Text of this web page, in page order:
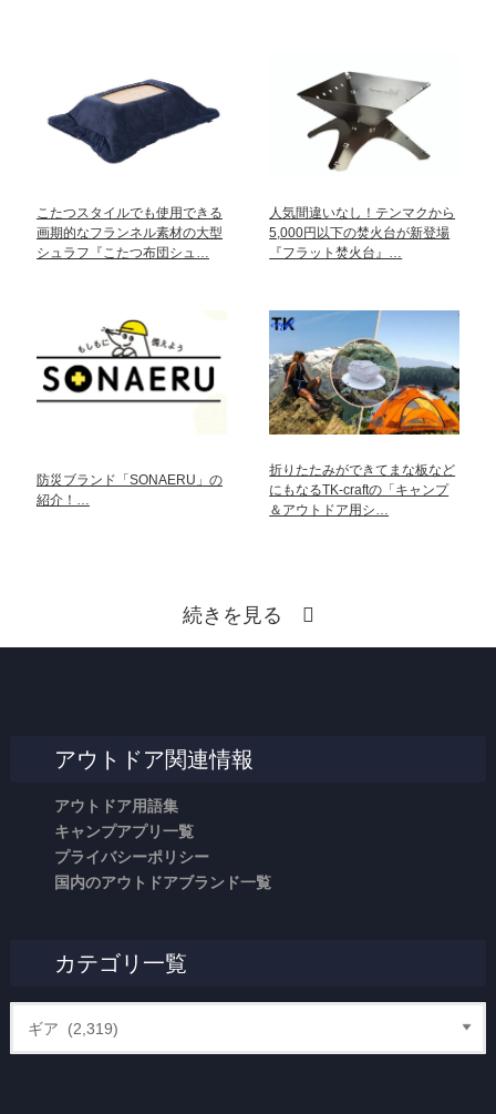
こたつスタイルでも使用できる
画期的なフランネル素材の大型
シュラフ『こたつ布団シュ…
人気間違いなし！テンマクから
5,000円以下の焚火台が新登場
『フラット焚火台』…
防災ブランド「SONAERU」の
紹介！…
折りたたみができてまな板など
にもなるTK-craftの「キャンプ
＆アウトドア用シ…
続きを見る
アウトドア関連情報
アウトドア用語集
キャンプアプリ一覧
プライバシーポリシー
国内のアウトドアブランド一覧
カテゴリ一覧